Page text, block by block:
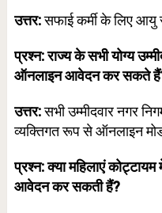
उत्तर:सफाई कर्मी के लिए आयु
प्रश्न: राज्य के सभी योग्य
ऑनलाइन आवेदन कर सकते
उत्तर:सभी उम्मीदवार नगर
व्यक्तिगत रूप से ऑनलाइन
प्रश्न: क्या महिलाएं कोट्टायम
आवेदन कर सकती हैं?